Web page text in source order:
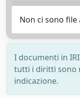
Non ci sono
I documenti in
tutti i diritti sono
indicazione.